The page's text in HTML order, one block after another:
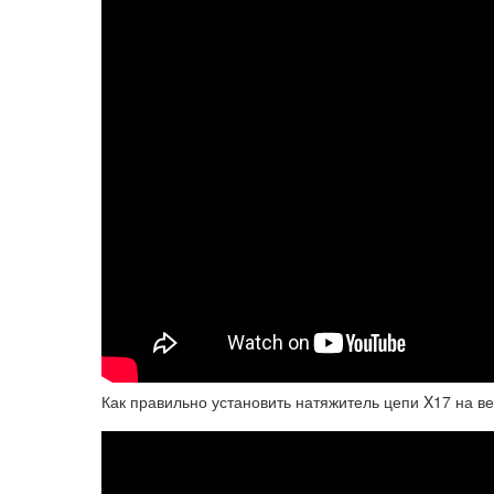
Как правильно установить натяжитель цепи X17 на